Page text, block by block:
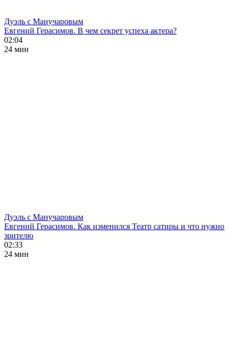
Дуэль с Манучаровым
Евгений Герасимов. В чем секрет успеха актера?
02:04
24 мин
Дуэль с Манучаровым
Евгений Герасимов. Как изменился Театр сатиры и что нужно
зрителю
02:33
24 мин